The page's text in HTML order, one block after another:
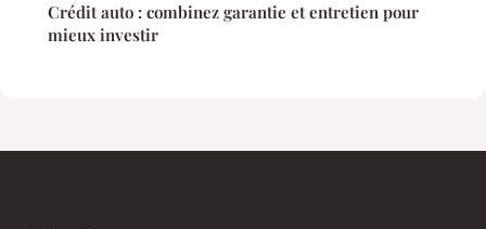
Crédit auto : combinez garantie et entretien pour
mieux investir